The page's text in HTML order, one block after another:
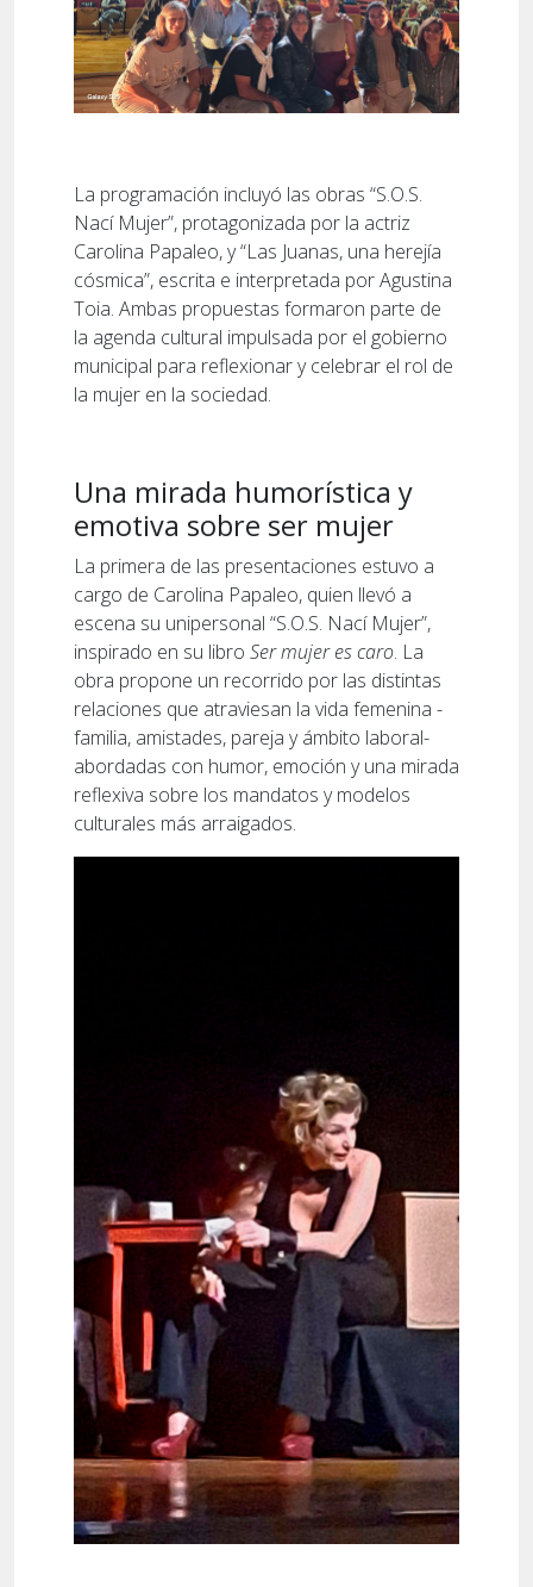
La programación incluyó las obras “S.O.S.
Nací Mujer”, protagonizada por la actriz
Carolina Papaleo, y “Las Juanas, una herejía
cósmica”, escrita e interpretada por Agustina
Toia. Ambas propuestas formaron parte de
la agenda cultural impulsada por el gobierno
municipal para reflexionar y celebrar el rol de
la mujer en la sociedad.
Una mirada humorística y
emotiva sobre ser mujer
La primera de las presentaciones estuvo a
cargo de Carolina Papaleo, quien llevó a
escena su unipersonal “S.O.S. Nací Mujer”,
inspirado en su libro Ser mujer es caro. La
obra propone un recorrido por las distintas
relaciones que atraviesan la vida femenina -
familia, amistades, pareja y ámbito laboral-
abordadas con humor, emoción y una mirada
reflexiva sobre los mandatos y modelos
culturales más arraigados.